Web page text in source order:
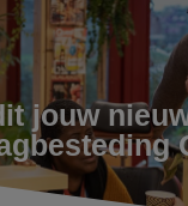
jouw